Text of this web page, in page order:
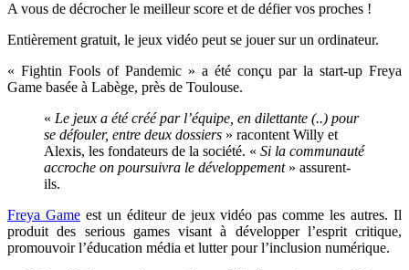
A vous de décrocher le meilleur score et de défier vos proches !
Entièrement gratuit, le jeux vidéo peut se jouer sur un ordinateur.
« Fightin Fools of Pandemic » a été conçu par la start-up Freya
Game basée à Labège, près de Toulouse.
« Le jeux a été créé par l’équipe, en dilettante (..) pour
se défouler, entre deux dossiers » racontent Willy et
Alexis, les fondateurs de la société. « Si la communauté
accroche on poursuivra le développement» assurent-
ils.
Freya Gameest un éditeur de jeux vidéo pas comme les autres. Il
produit des serious games visant à développer l’esprit critique,
promouvoir l’éducation média et lutter pour l’inclusion numérique.